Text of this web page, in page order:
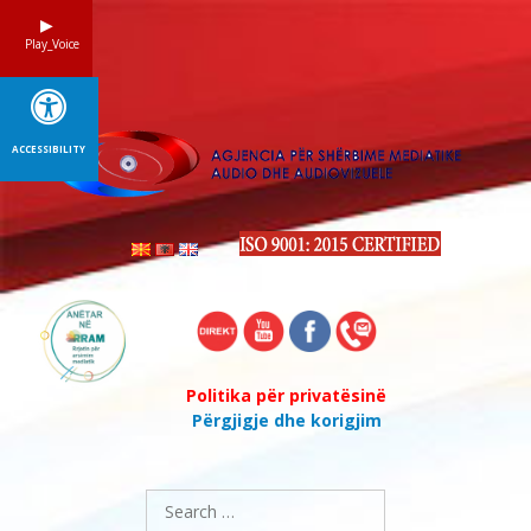
Politika për privatësinë
Përgjigje dhe korigjim
Search
for:
Play_Voice
ACCESSIBILITY